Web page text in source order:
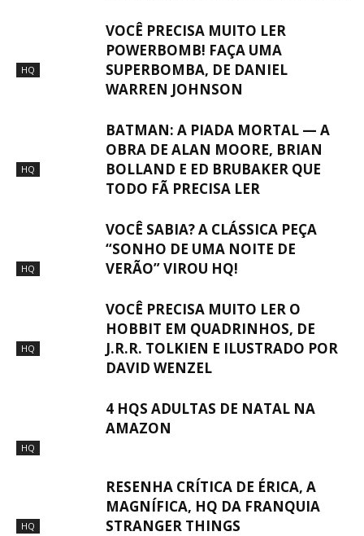
HQ
VOCÊ PRECISA MUITO LER
POWERBOMB! FAÇA UMA
SUPERBOMBA, DE DANIEL
WARREN JOHNSON
HQ
BATMAN: A PIADA MORTAL — A
OBRA DE ALAN MOORE, BRIAN
BOLLAND E ED BRUBAKER QUE
TODO FÃ PRECISA LER
HQ
VOCÊ SABIA? A CLÁSSICA PEÇA
“SONHO DE UMA NOITE DE
VERÃO” VIROU HQ!
HQ
VOCÊ PRECISA MUITO LER O
HOBBIT EM QUADRINHOS, DE
J.R.R. TOLKIEN E ILUSTRADO POR
DAVID WENZEL
HQ
4 HQS ADULTAS DE NATAL NA
AMAZON
HQ
RESENHA CRÍTICA DE ÉRICA, A
MAGNÍFICA, HQ DA FRANQUIA
STRANGER THINGS